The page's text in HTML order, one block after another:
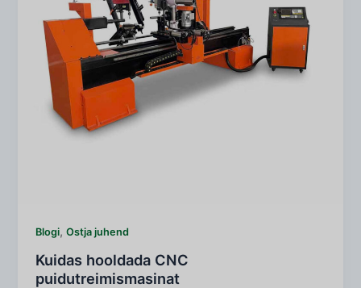
Blogi,Ostja juhend
Kuidas hooldada CNC
puidutreimismasinat